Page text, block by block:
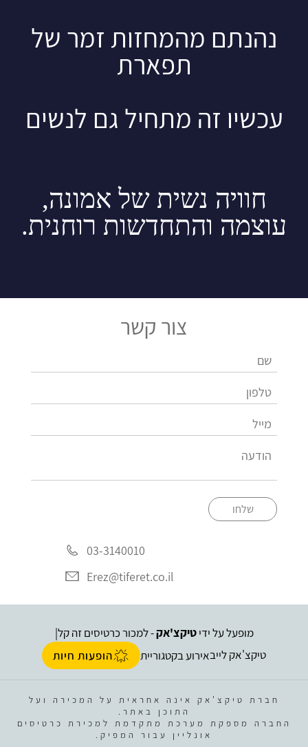
נהנתם מהמחזות זמר של
תפארת
עכשיו זה מתחיל גם לנשים
חוויה נשית של אמונה,
עוצמה והתחדשות רוחנית.
צור קשר
שלחו
03-3140010
Erez@tiferet.co.il
מופעל על ידיטיקצ'אק- למכור כרטיסים זה קל
טיקצ'אק לייבאירוע בקטגוריית הופעות חיות
חברת טיקצ'אק אינה אחראית על המכירה ועל
התוכן באתר.
החברה מספקת מערכת מתקדמת למכירת כרטיסים
אונליין עבור המפיק.